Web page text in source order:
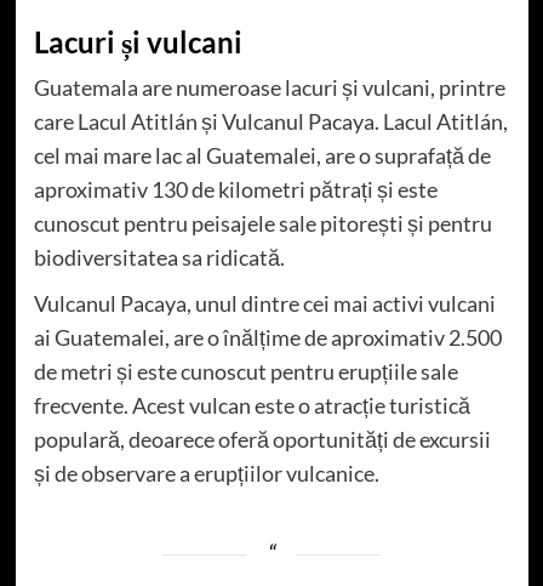
Lacuri și vulcani
Guatemala are numeroase lacuri și vulcani, printre
care Lacul Atitlán și Vulcanul Pacaya. Lacul Atitlán,
cel mai mare lac al Guatemalei, are o suprafață de
aproximativ 130 de kilometri pătrați și este
cunoscut pentru peisajele sale pitorești și pentru
biodiversitatea sa ridicată.
Vulcanul Pacaya, unul dintre cei mai activi vulcani
ai Guatemalei, are o înălțime de aproximativ 2.500
de metri și este cunoscut pentru erupțiile sale
frecvente. Acest vulcan este o atracție turistică
populară, deoarece oferă oportunități de excursii
și de observare a erupțiilor vulcanice.